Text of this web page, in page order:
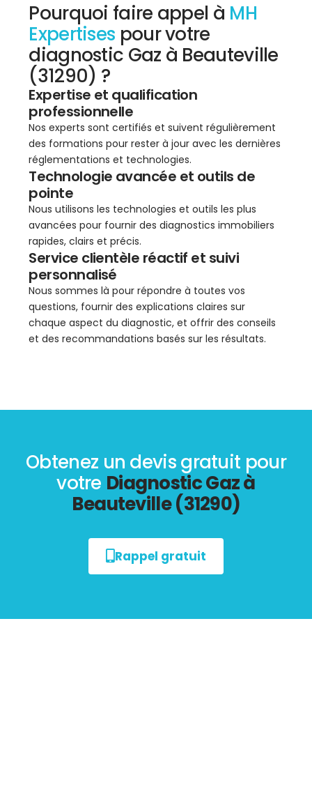
Pourquoi faire appel à MH
Expertises pour votre
diagnostic Gaz à Beauteville
(31290) ?
Expertise et qualification
professionnelle
Nos experts sont certifiés et suivent régulièrement
des formations pour rester à jour avec les dernières
réglementations et technologies.
Technologie avancée et outils de
pointe
Nous utilisons les technologies et outils les plus
avancées pour fournir des diagnostics immobiliers
rapides, clairs et précis.
Service clientèle réactif et suivi
personnalisé
Nous sommes là pour répondre à toutes vos
questions, fournir des explications claires sur
chaque aspect du diagnostic, et offrir des conseils
et des recommandations basés sur les résultats.
Obtenez un devis gratuit pour
votre Diagnostic Gaz à
Beauteville (31290)
Rappel gratuit